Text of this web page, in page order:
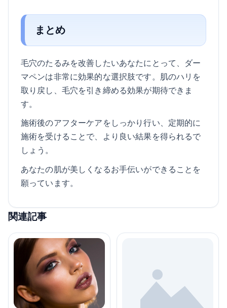
まとめ
毛穴のたるみを改善したいあなたにとって、ダー
マペンは非常に効果的な選択肢です。肌のハリを
取り戻し、毛穴を引き締める効果が期待できま
す。
施術後のアフターケアをしっかり行い、定期的に
施術を受けることで、より良い結果を得られるで
しょう。
あなたの肌が美しくなるお手伝いができることを
願っています。
関連記事